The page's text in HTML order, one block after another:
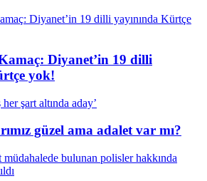
Diyanet’in 19 dilli
yok!
güzel ama adalet var mı?